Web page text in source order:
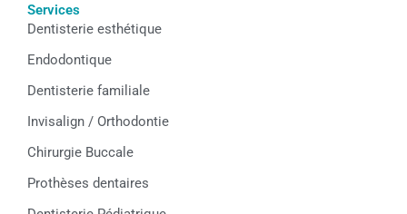
Services
Dentisterie esthétique
Endodontique
Dentisterie familiale
Invisalign / Orthodontie
Chirurgie Buccale
Prothèses dentaires